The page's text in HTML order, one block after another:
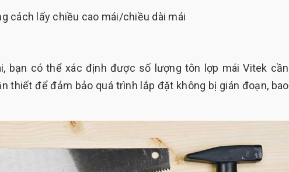
cách lấy chiều cao mái/chiều dài mái
bạn có thể xác định được số lượng tôn lợp mái Vitek cần
thiết để đảm bảo quá trình lắp đặt không bị gián đoạn, bao